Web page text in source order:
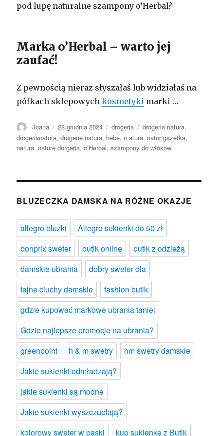
pod lupę naturalne szampony o’Herbal?
Marka o’Herbal – warto jej
zaufać!
Z pewnością nieraz słyszałaś lub widziałaś na
półkach sklepowychkosmetyki marki …
Autor
Joana Opublikowano
28 grudnia 2024 Kategorie
drogeria Tagi
drogeria natura,
drogerianatura,drogerie natura, hebe, n atura, natur gazetka,
natura, nature dorgeria,o’Herbal,szampony do włosów
BLUZECZKA DAMSKA NA RÓŻNE OKAZJE
allegro bluzki
Allegro sukienki do 50 zł
bonprix sweter
butik online
butik z odzieżą
damskie ubrania
dobry sweter dla
fajne ciuchy damskie
fashion butik
gdzie kupować markowe ubrania taniej
Gdzie najlepsze promocje na ubrania?
greenpoint
h & m swetry
hm swetry damskie
Jakie sukienki odmładzają?
jakie sukienki są modne
Jakie sukienki wyszczuplają?
kolorowy sweter w paski
kup sukienkę z Butik